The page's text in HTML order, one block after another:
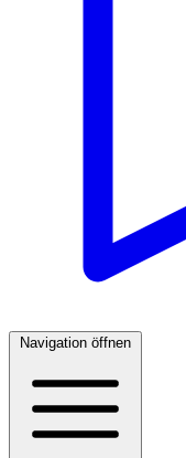
Navigation öffnen